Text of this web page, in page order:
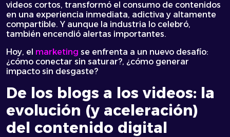
videos cortos, transformó el consumo de contenidos
en una experiencia inmediata, adictiva y altamente
compartible. Y aunque la industria lo celebró,
también encendió alertas importantes.
Hoy, el marketing se enfrenta a un nuevo desafío:
¿cómo conectar sin saturar?, ¿cómo generar
impacto sin desgaste?
De los blogs a los videos: la
evolución (y aceleración)
del contenido digital